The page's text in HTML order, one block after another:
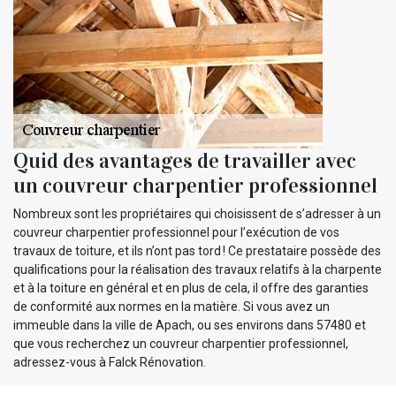
Quid des avantages de travailler avec
un couvreur charpentier professionnel
Nombreux sont les propriétaires qui choisissent de s’adresser à un
couvreur charpentier professionnel pour l’exécution de vos
travaux de toiture, et ils n’ont pas tord ! Ce prestataire possède des
qualifications pour la réalisation des travaux relatifs à la charpente
et à la toiture en général et en plus de cela, il offre des garanties
de conformité aux normes en la matière. Si vous avez un
immeuble dans la ville de Apach, ou ses environs dans 57480 et
que vous recherchez un couvreur charpentier professionnel,
adressez-vous à Falck Rénovation.